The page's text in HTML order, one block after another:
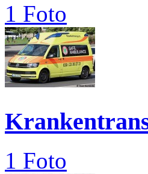
1 Foto
1 Foto